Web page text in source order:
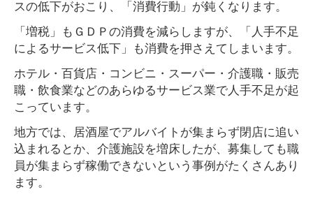
スの低下がおこり、「消費行動」が鈍くなります。
「増税」もＧＤＰの消費を減らしますが、「人手不足
によるサービス低下」も消費を押さえてしまいます。
ホテル・百貨店・コンビニ・スーパー・介護職・販売
職・飲食業などのあらゆるサービス業で人手不足が起
こっています。
地方では、居酒屋でアルバイトが集まらず閉店に追い
込まれるとか、介護施設を増床したが、募集しても職
員が集まらず稼働できないという事例がたくさんあり
ます。